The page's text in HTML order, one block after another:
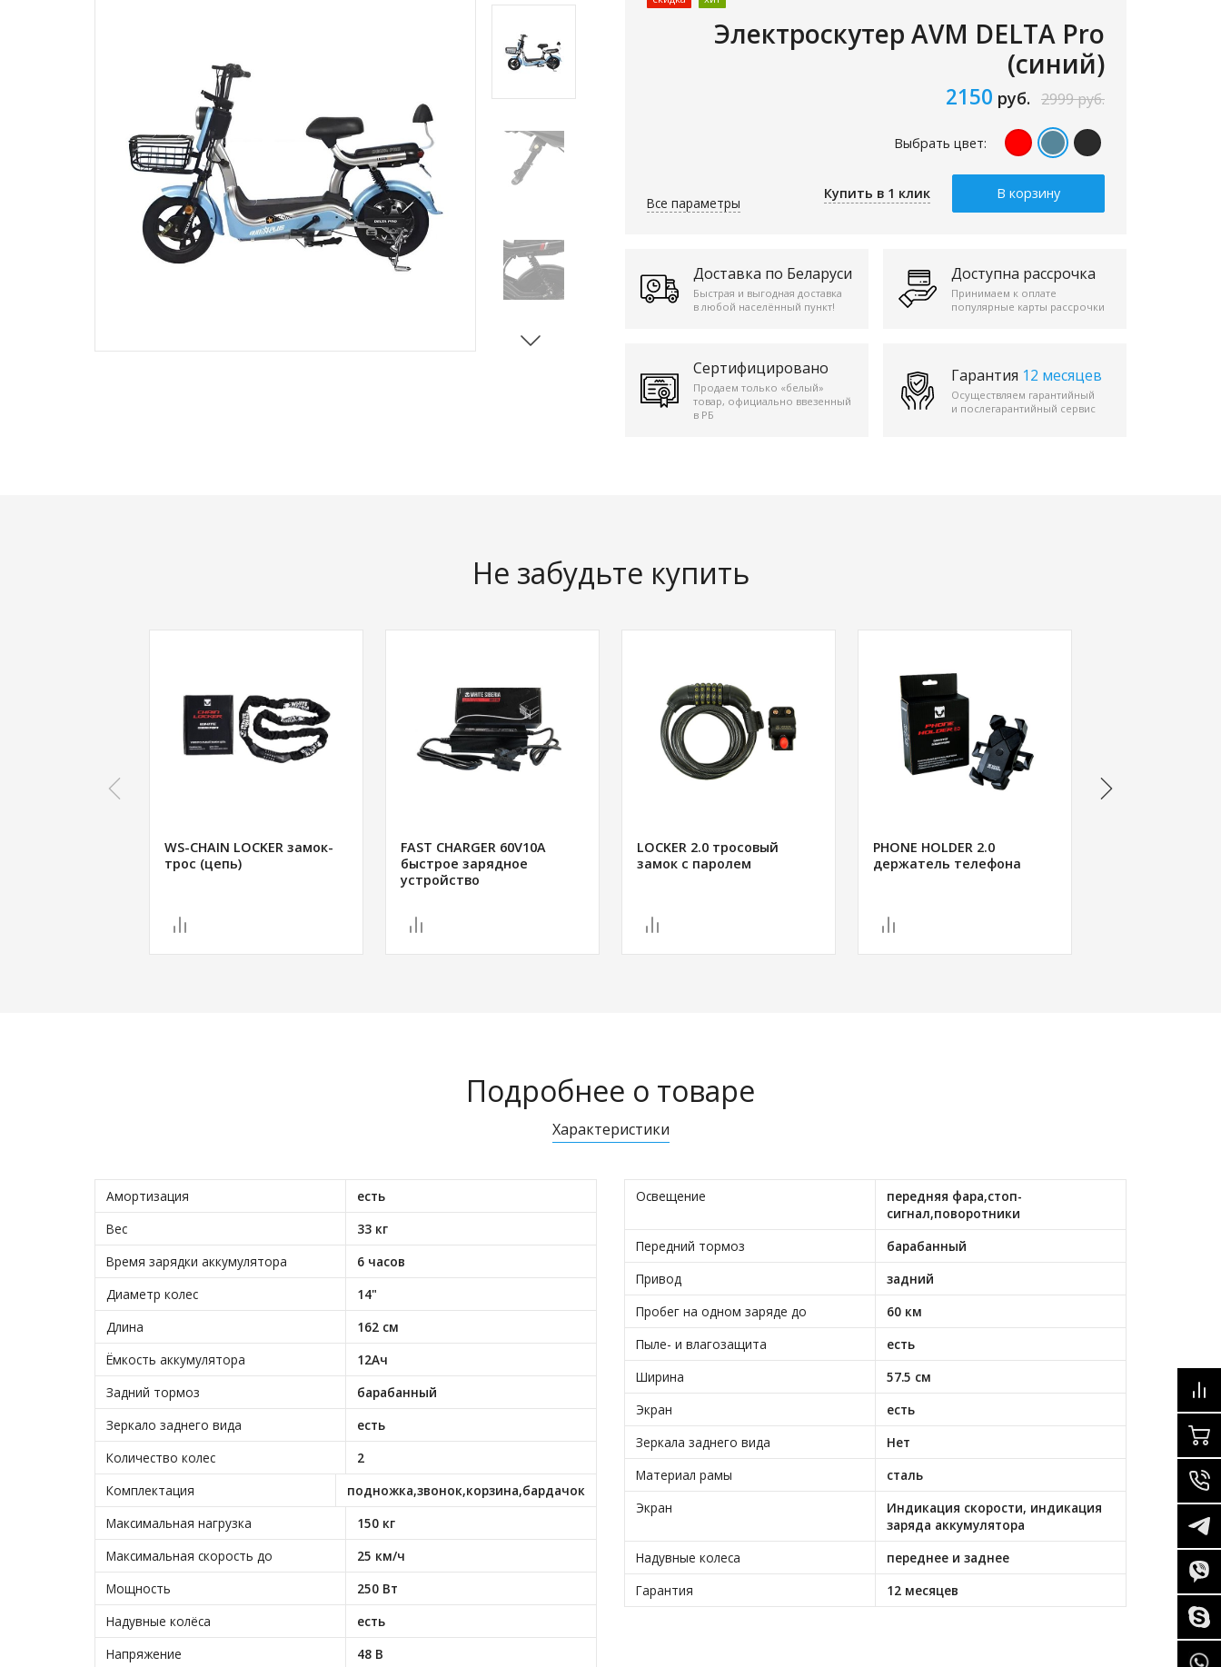
Электроскутер AVM DELTA Pro
(синий)
2150 руб. 2999руб.
Все параметры
Выбрать цвет:
Купить в 1 клик В корзину
Доставка по Беларуси
Быстрая и выгодная доставка
в любой населённый пункт!
Доступна рассрочка
Принимаем к оплате
популярные карты рассрочки
Сертифицировано
Продаем только «белый»
товар, официально ввезенный
в РБ
Гарантия 12 месяцев
Осуществляем гарантийный
и послегарантийный сервис
Не забудьте купить
WS-CHAIN LOCKER замок-
трос (цепь)
FAST CHARGER 60V10A
быстрое зарядное
устройство
LOCKER 2.0 тросовый
замок с паролем
PHONE HOLDER 2.0
держатель телефона
Подробнее о товаре
Характеристики
Амортизация
есть
Вес
33 кг
Время зарядки аккумулятора
6 часов
Диаметр колес
14"
Длина
162 см
Ёмкость аккумулятора
12Ач
Задний тормоз
барабанный
Зеркало заднего вида
есть
Количество колес
2
Комплектация
подножка,звонок,корзина,бардачок
Максимальная нагрузка
150 кг
Максимальная скорость до
25 км/ч
Мощность
250 Вт
Надувные колёса
есть
Напряжение
48 В
Освещение
передняя фара,стоп-
сигнал,поворотники
Передний тормоз
барабанный
Привод
задний
Пробег на одном заряде до
60 км
Пыле- и влагозащита
есть
Ширина
57.5 см
Экран
есть
Зеркала заднего вида
Нет
Материал рамы
сталь
Экран
Индикация скорости, индикация
заряда аккумулятора
Надувные колеса
переднее и заднее
Гарантия
12 месяцев